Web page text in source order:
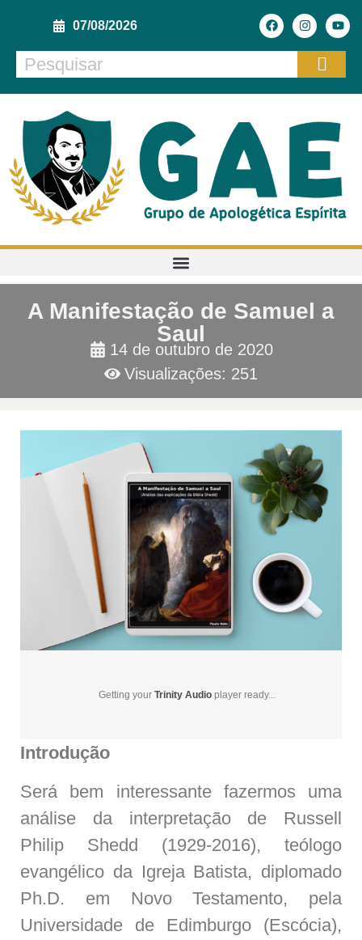
07/08/2026
A Manifestação de Samuel a
Saul
14 de outubro de 2020
Visualizações: 251
Getting your Trinity Audio player ready...
Introdução
Será bem interessante fazermos uma
análise da interpretação de Russell
Philip Shedd (1929-2016), teólogo
evangélico da Igreja Batista, diplomado
Ph.D. em Novo Testamento, pela
Universidade de Edimburgo (Escócia),